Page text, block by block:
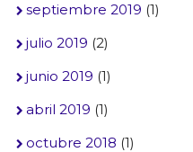
septiembre 2019 (1)
julio 2019 (2)
junio 2019 (1)
abril 2019 (1)
octubre 2018 (1)